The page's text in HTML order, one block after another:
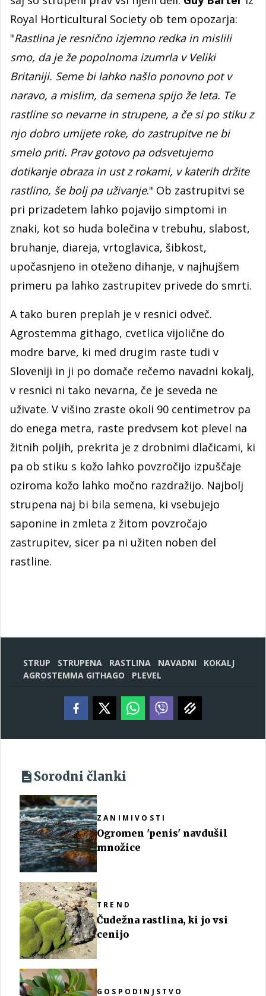
Royal Horticultural Society ob tem opozarja:
"Rastlina je resnično izjemno redka in mislili
smo, da je že popolnoma izumrla v Veliki
Britaniji. Seme bi lahko našlo ponovno pot v
naravo, a mislim, da semena spijo že leta. Te
rastline so nevarne in strupene, a če si po stiku z
njo dobro umijete roke, do zastrupitve ne bi
smelo priti. Prav gotovo pa odsvetujemo
dotikanje obraza in ust z rokami, v katerih držite
rastlino, še bolj pa uživanje." Ob zastrupitvi se
pri prizadetem lahko pojavijo simptomi in
znaki, kot so huda bolečina v trebuhu, slabost,
bruhanje, diareja, vrtoglavica, šibkost,
upočasnjeno in oteženo dihanje, v najhujšem
primeru pa lahko zastrupitev privede do smrti.
A tako buren preplah je v resnici odveč.
Agrostemma githago, cvetlica vijolične do
modre barve, ki med drugim raste tudi v
Sloveniji in ji po domače rečemo navadni kokalj,
v resnici ni tako nevarna, če je seveda ne
uživate. V višino zraste okoli 90 centimetrov pa
do enega metra, raste predvsem kot plevel na
žitnih poljih, prekrita je z drobnimi dlačicami, ki
pa ob stiku s kožo lahko povzročijo izpuščaje
oziroma kožo lahko močno razdražijo. Najbolj
strupena naj bi bila semena, ki vsebujejo
saponine in zmleta z žitom povzročajo
zastrupitev, sicer pa ni užiten noben del
rastline.
STRUP STRUPENA RASTLINA NAVADNI
KOKALJ
AGROSTEMMA GITHAGO
PLEVEL
Sorodni članki
ZANIMIVOSTI
Ogromen 'penis' navdušil
množice
TREND
Čudežna rastlina, ki jo vsi
cenijo
GOSPODINJSTVO